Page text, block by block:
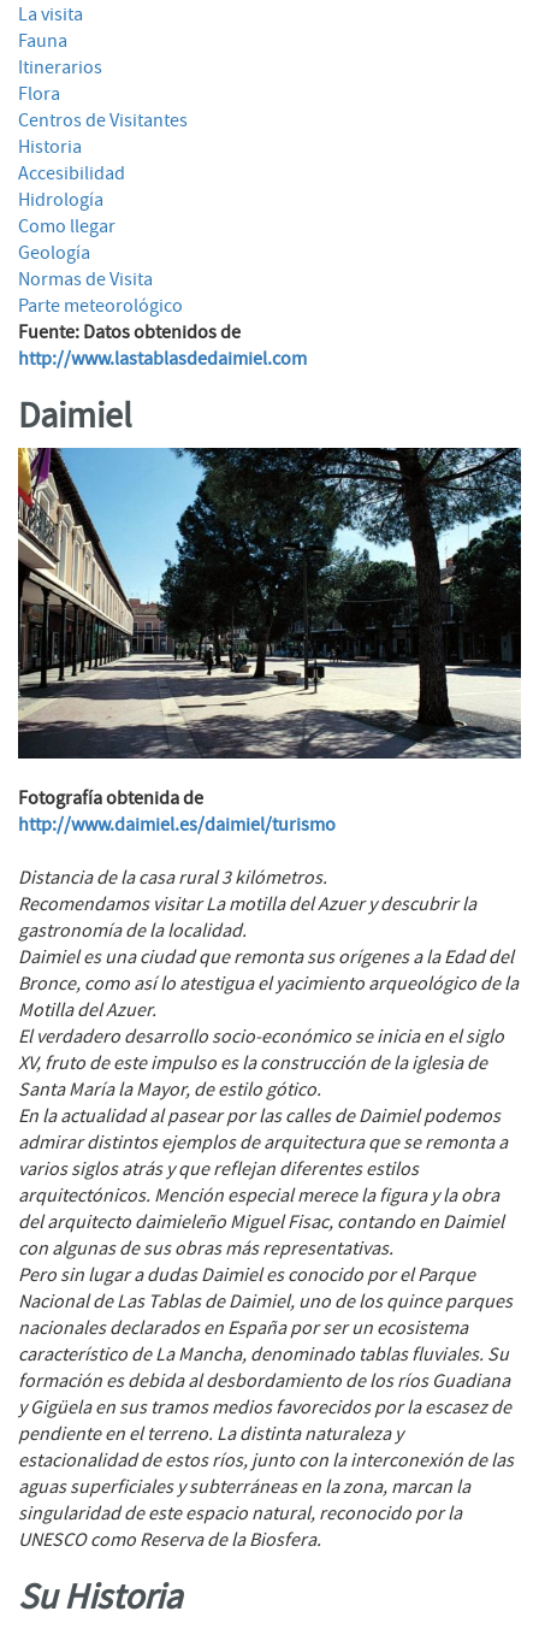
La visita
Fauna
Itinerarios
Flora
Centros de Visitantes
Historia
Accesibilidad
Hidrología
Como llegar
Geología
Normas de Visita
Parte meteorológico
Fuente: Datos obtenidos de
http://www.lastablasdedaimiel.com
Daimiel
Fotografía obtenida de
http://www.daimiel.es/daimiel/turismo
Distancia de la casa rural 3 kilómetros.
Recomendamos visitar La motilla del Azuer y descubrir la
gastronomía de la localidad.
Daimiel es una ciudad que remonta sus orígenes a la Edad del
Bronce, como así lo atestigua el yacimiento arqueológico de la
Motilla del Azuer.
El verdadero desarrollo socio-económico se inicia en el siglo
XV, fruto de este impulso es la construcción de la iglesia de
Santa María la Mayor, de estilo gótico.
En la actualidad al pasear por las calles de Daimiel podemos
admirar distintos ejemplos de arquitectura que se remonta a
varios siglos atrás y que reflejan diferentes estilos
arquitectónicos. Mención especial merece la figura y la obra
del arquitecto daimieleño Miguel Fisac, contando en Daimiel
con algunas de sus obras más representativas.
Pero sin lugar a dudas Daimiel es conocido por el Parque
Nacional de Las Tablas de Daimiel, uno de los quince parques
nacionales declarados en España por ser un ecosistema
característico de La Mancha, denominado tablas fluviales. Su
formación es debida al desbordamiento de los ríos Guadiana
y Gigüela en sus tramos medios favorecidos por la escasez de
pendiente en el terreno. La distinta naturaleza y
estacionalidad de estos ríos, junto con la interconexión de las
aguas superficiales y subterráneas en la zona, marcan la
singularidad de este espacio natural, reconocido por la
UNESCO como Reserva de la Biosfera.
Su Historia